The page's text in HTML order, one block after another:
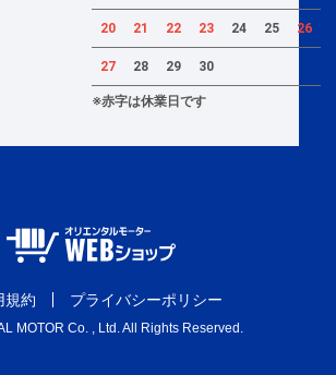
規約 プライバシーポリシー
MOTOR Co. , Ltd. All Rights Reserved.
20 21 22 23 24 25 26
27 28 29 30
※赤字は休業日です